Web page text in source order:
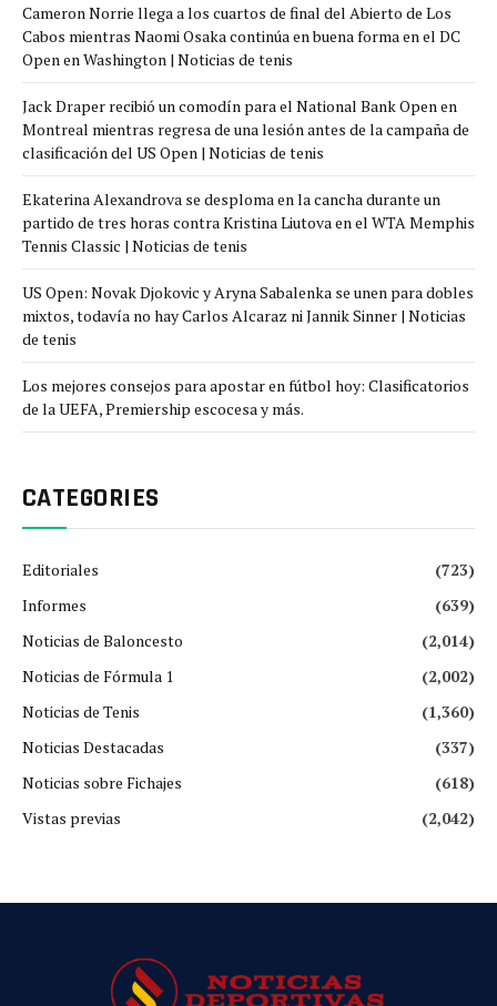
Cameron Norrie llega a los cuartos de final del Abierto de Los
Cabos mientras Naomi Osaka continúa en buena forma en el DC
Open en Washington | Noticias de tenis
Jack Draper recibió un comodín para el National Bank Open en
Montreal mientras regresa de una lesión antes de la campaña de
clasificación del US Open | Noticias de tenis
Ekaterina Alexandrova se desploma en la cancha durante un
partido de tres horas contra Kristina Liutova en el WTA Memphis
Tennis Classic | Noticias de tenis
US Open: Novak Djokovic y Aryna Sabalenka se unen para dobles
mixtos, todavía no hay Carlos Alcaraz ni Jannik Sinner | Noticias
de tenis
Los mejores consejos para apostar en fútbol hoy: Clasificatorios
de la UEFA, Premiership escocesa y más.
CATEGORIES
Editoriales
(723)
Informes
(639)
Noticias de Baloncesto
(2,014)
Noticias de Fórmula 1
(2,002)
Noticias de Tenis
(1,360)
Noticias Destacadas
(337)
Noticias sobre Fichajes
(618)
Vistas previas
(2,042)